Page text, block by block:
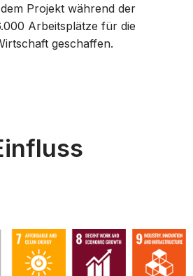
Projekt während der
Arbeitsplätze für die
geschaffen.